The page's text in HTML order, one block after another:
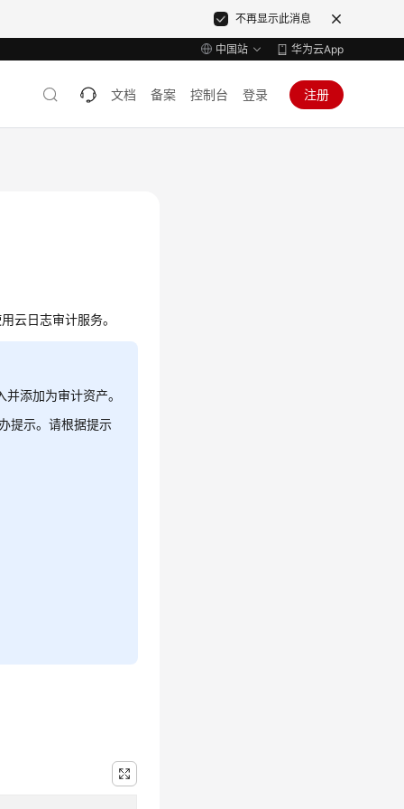
不再显示此消息
中国站 华为云App
文档 备案 控制台 登录 注册
云日志审计服务。
添加为审计资产。
提示。请根据提示